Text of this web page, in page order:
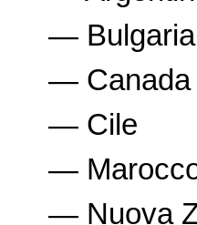
— Bulgaria
— Canada
— Cile
—
— Nuova